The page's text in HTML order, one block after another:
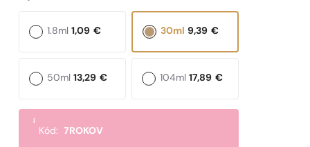
1,09 €
1.8ml 9,39 €
30ml
13,29 €
50ml 17,89 €
104ml
i
Kód:7ROKOV